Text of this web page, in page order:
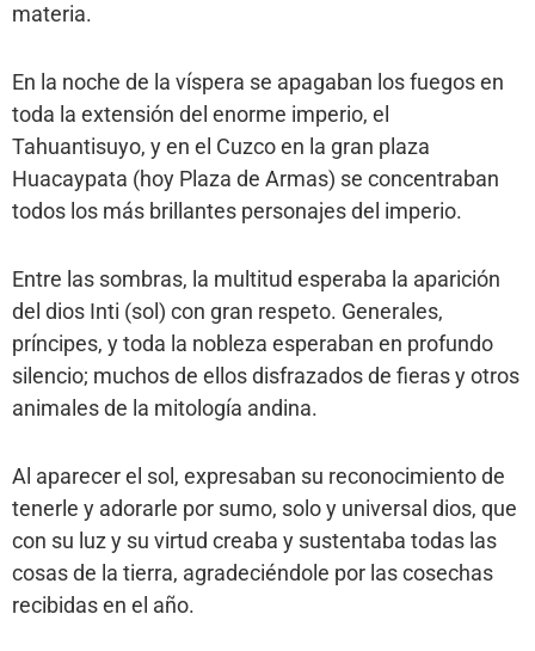
materia.
En la noche de la víspera se apagaban los fuegos en
toda la extensión del enorme imperio, el
Tahuantisuyo, y en el Cuzco en la gran plaza
Huacaypata (hoy Plaza de Armas) se concentraban
todos los más brillantes personajes del imperio.
Entre las sombras, la multitud esperaba la aparición
del dios Inti (sol) con gran respeto. Generales,
príncipes, y toda la nobleza esperaban en profundo
silencio; muchos de ellos disfrazados de fieras y otros
animales de la mitología andina.
Al aparecer el sol, expresaban su reconocimiento de
tenerle y adorarle por sumo, solo y universal dios, que
con su luz y su virtud creaba y sustentaba todas las
cosas de la tierra, agradeciéndole por las cosechas
recibidas en el año.